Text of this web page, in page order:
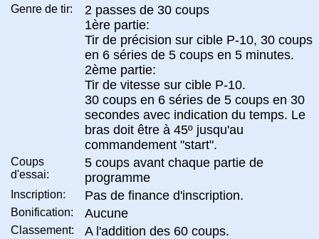
Genre de tir:
2 passes de 30 coups
1ère partie:
Tir de précision sur cible P-10, 30 coups
en 6 séries de 5 coups en 5 minutes.
2ème partie:
Tir de vitesse sur cible P-10.
30 coups en 6 séries de 5 coups en 30
secondes avec indication du temps. Le
bras doit être à 45º jusqu'au
commandement "start".
Coups
d'essai:
5 coups avant chaque partie de
programme
Inscription: Pas de finance d'inscription.
Bonification: Aucune
Classement: A l'addition des 60 coups.